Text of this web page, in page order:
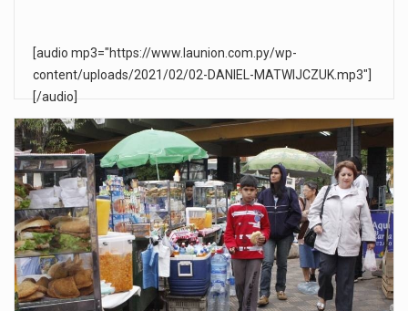
[audio mp3="https://www.launion.com.py/wp-
content/uploads/2021/02/02-DANIEL-MATWIJCZUK.mp3"]
[/audio]